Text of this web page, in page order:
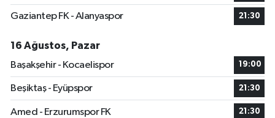
Gaziantep FK - Alanyaspor 21:30
16 Ağustos, Pazar
Başakşehir - Kocaelispor
19:00
Beşiktaş - Eyüpspor 21:30
Amed - Erzurumspor FK 21:30